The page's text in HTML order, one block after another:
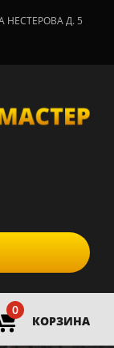
НЕСТЕРОВА Д. 5
0
КОРЗИНА